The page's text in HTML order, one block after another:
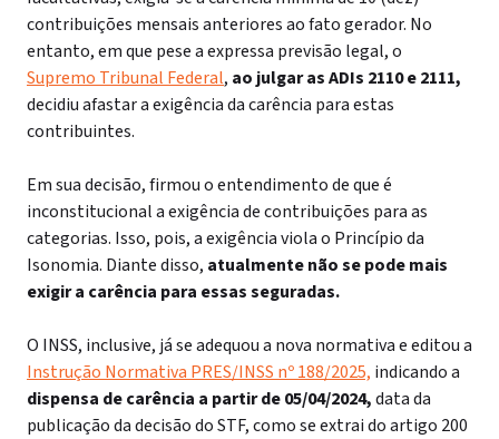
contribuições mensais anteriores ao fato gerador. No
entanto, em que pese a expressa previsão legal, o
Supremo Tribunal Federal, ao julgar as ADIs 2110 e 2111,
decidiu afastar a exigência da carência para estas
contribuintes.
Em sua decisão, firmou o entendimento de que é
inconstitucional a exigência de contribuições para as
categorias. Isso, pois, a exigência viola o Princípio da
Isonomia. Diante disso, atualmente não se pode mais
exigir a carência para essas seguradas.
O INSS, inclusive, já se adequou a nova normativa e editou a
Instrução Normativa PRES/INSS nº 188/2025, indicando a
dispensa de carência a partir de 05/04/2024,data da
publicação da decisão do STF, como se extrai do artigo 200